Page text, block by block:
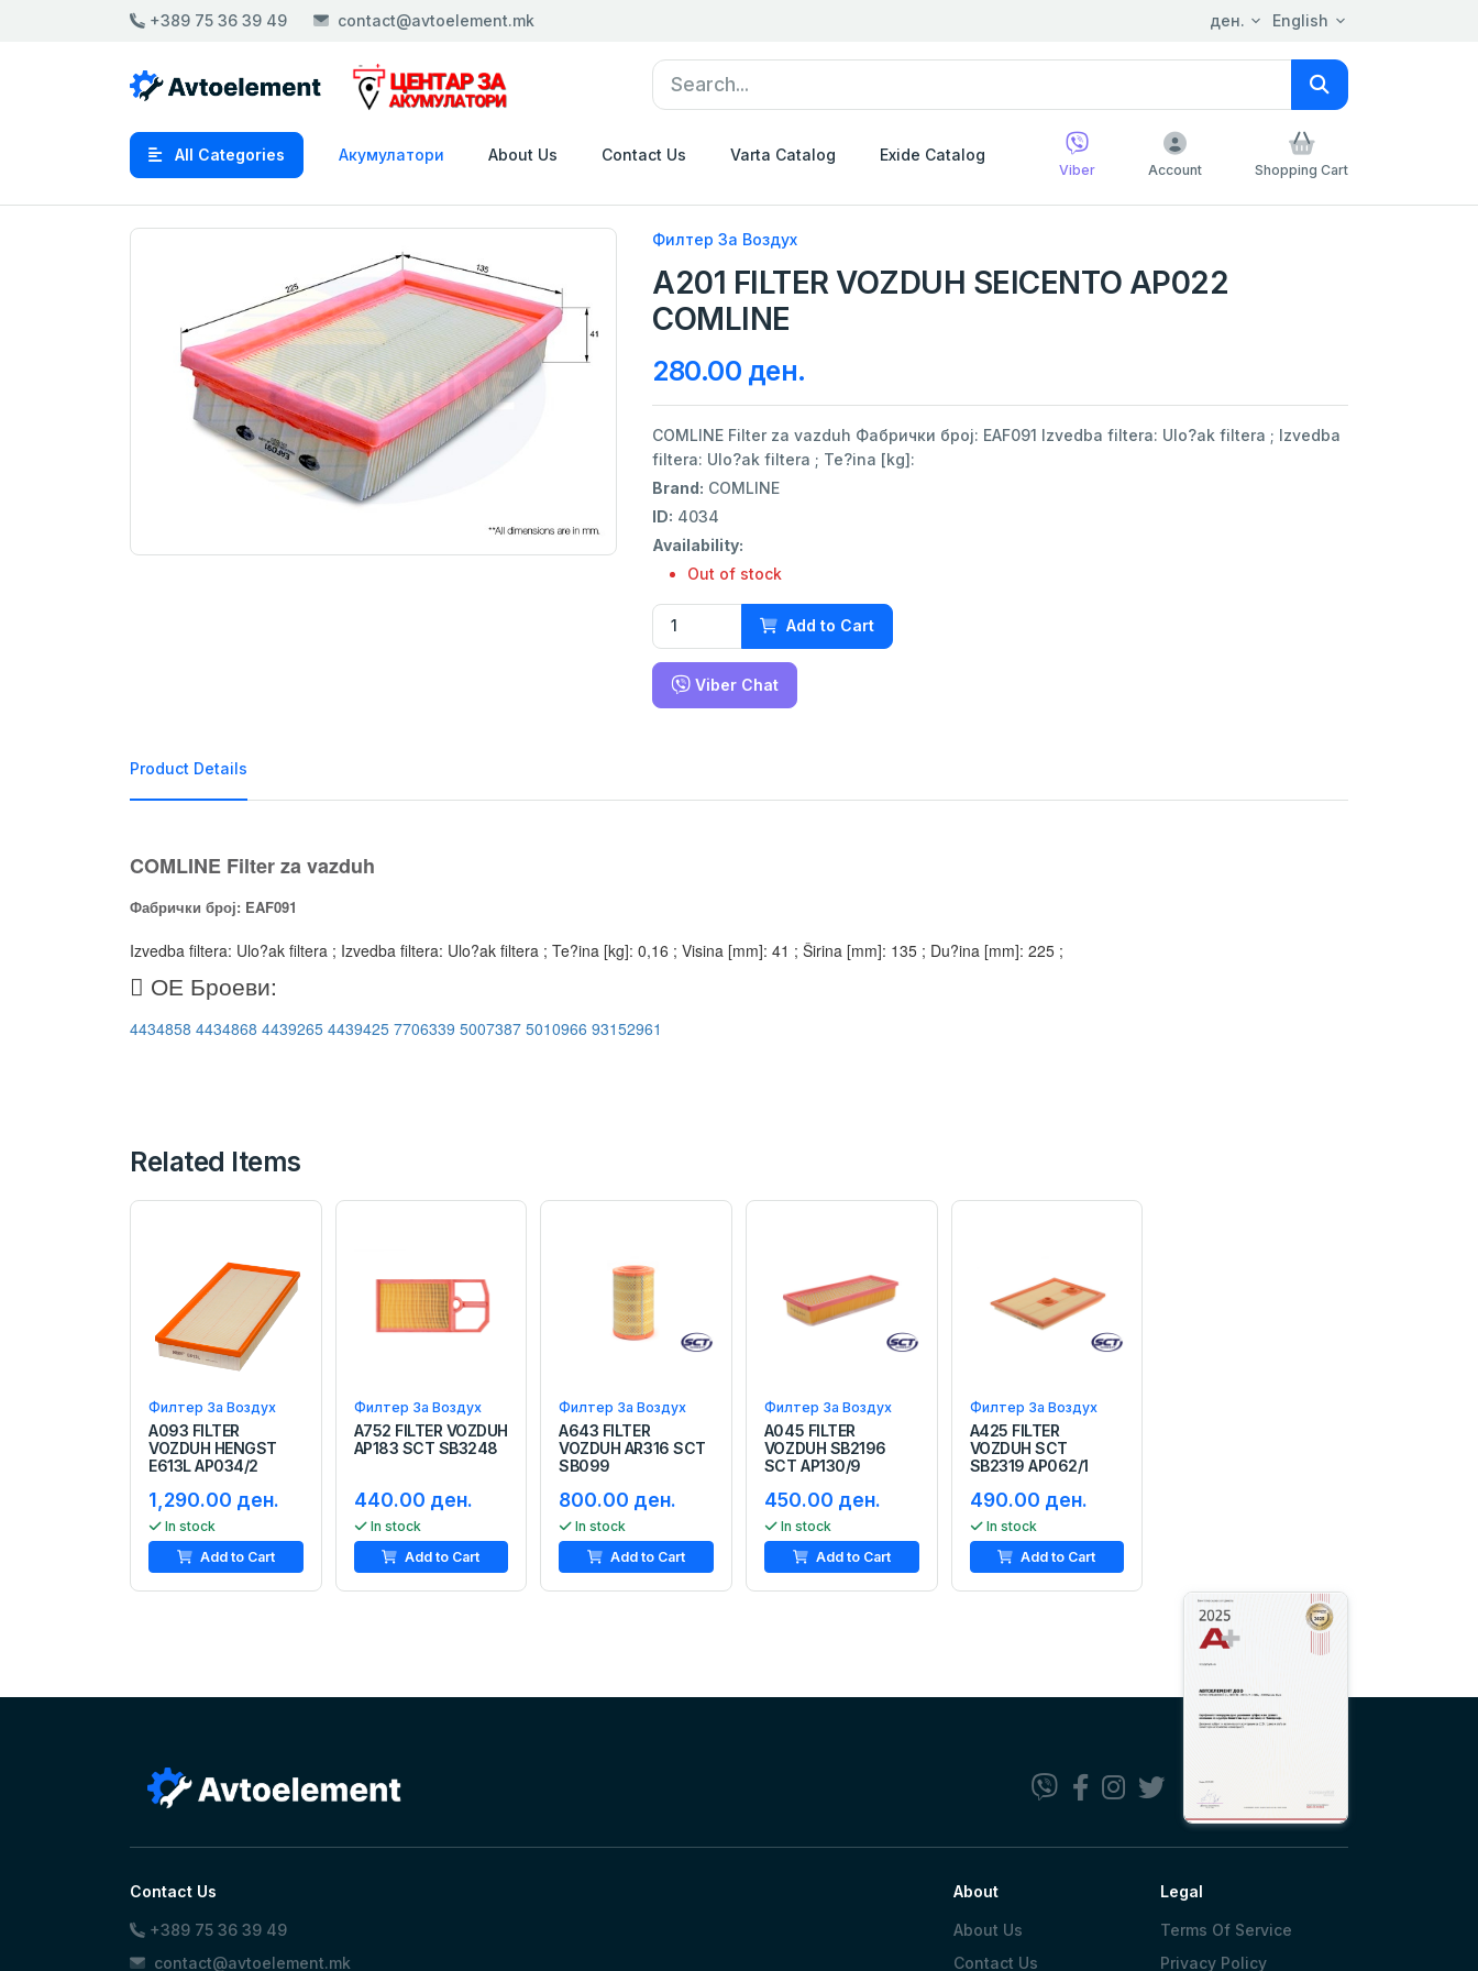
+389 75 36 39 49 contact@avtoelement.mk ден. English
All Categories Акумулатори About Us Contact Us Varta Catalog Exide Catalog
Viber Account Shopping Cart
Филтер За Воздух
A201 FILTER VOZDUH SEICENTO AP022
COMLINE
280.00 ден.
COMLINE Filter za vazduh Фабрички број: EAF091 Izvedba filtera: Ulo?ak filtera ; Izvedba
filtera: Ulo?ak filtera ; Te?ina [kg]:
Brand: COMLINE
ID: 4034
Availability:
Out of stock
Add to Cart
Viber Chat
Product Details
COMLINE Filter za vazduh
Фабрички број: EAF091
Izvedba filtera: Ulo?ak filtera ; Izvedba filtera: Ulo?ak filtera ; Te?ina [kg]: 0,16 ; Visina [mm]: 41 ; Širina [mm]: 135 ; Du?ina [mm]: 225 ;
ОЕ Броеви:
4434858 4434868 4439265 4439425 7706339 5007387 5010966 93152961
Related Items
Филтер За Воздух
A093 FILTER
VOZDUH HENGST
E613L AP034/2
1,290.00 ден.
In stock
Add to Cart
Филтер За Воздух
A752 FILTER VOZDUH
AP183 SCT SB3248
440.00 ден.
In stock
Add to Cart
Филтер За Воздух
A643 FILTER
VOZDUH AR316 SCT
SB099
800.00 ден.
In stock
Add to Cart
Филтер За Воздух
A045 FILTER
VOZDUH SB2196
SCT AP130/9
450.00 ден.
In stock
Add to Cart
Филтер За Воздух
A425 FILTER
VOZDUH SCT
SB2319 AP062/1
490.00 ден.
In stock
Add to Cart
Contact Us
+389 75 36 39 49
contact@avtoelement.mk
About
About Us
Contact Us
Legal
Terms Of Service
Privacy Policy